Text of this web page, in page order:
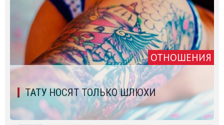
ОТНОШЕНИЯ
ТАТУ НОСЯТ ТОЛЬКО ШЛЮХИ